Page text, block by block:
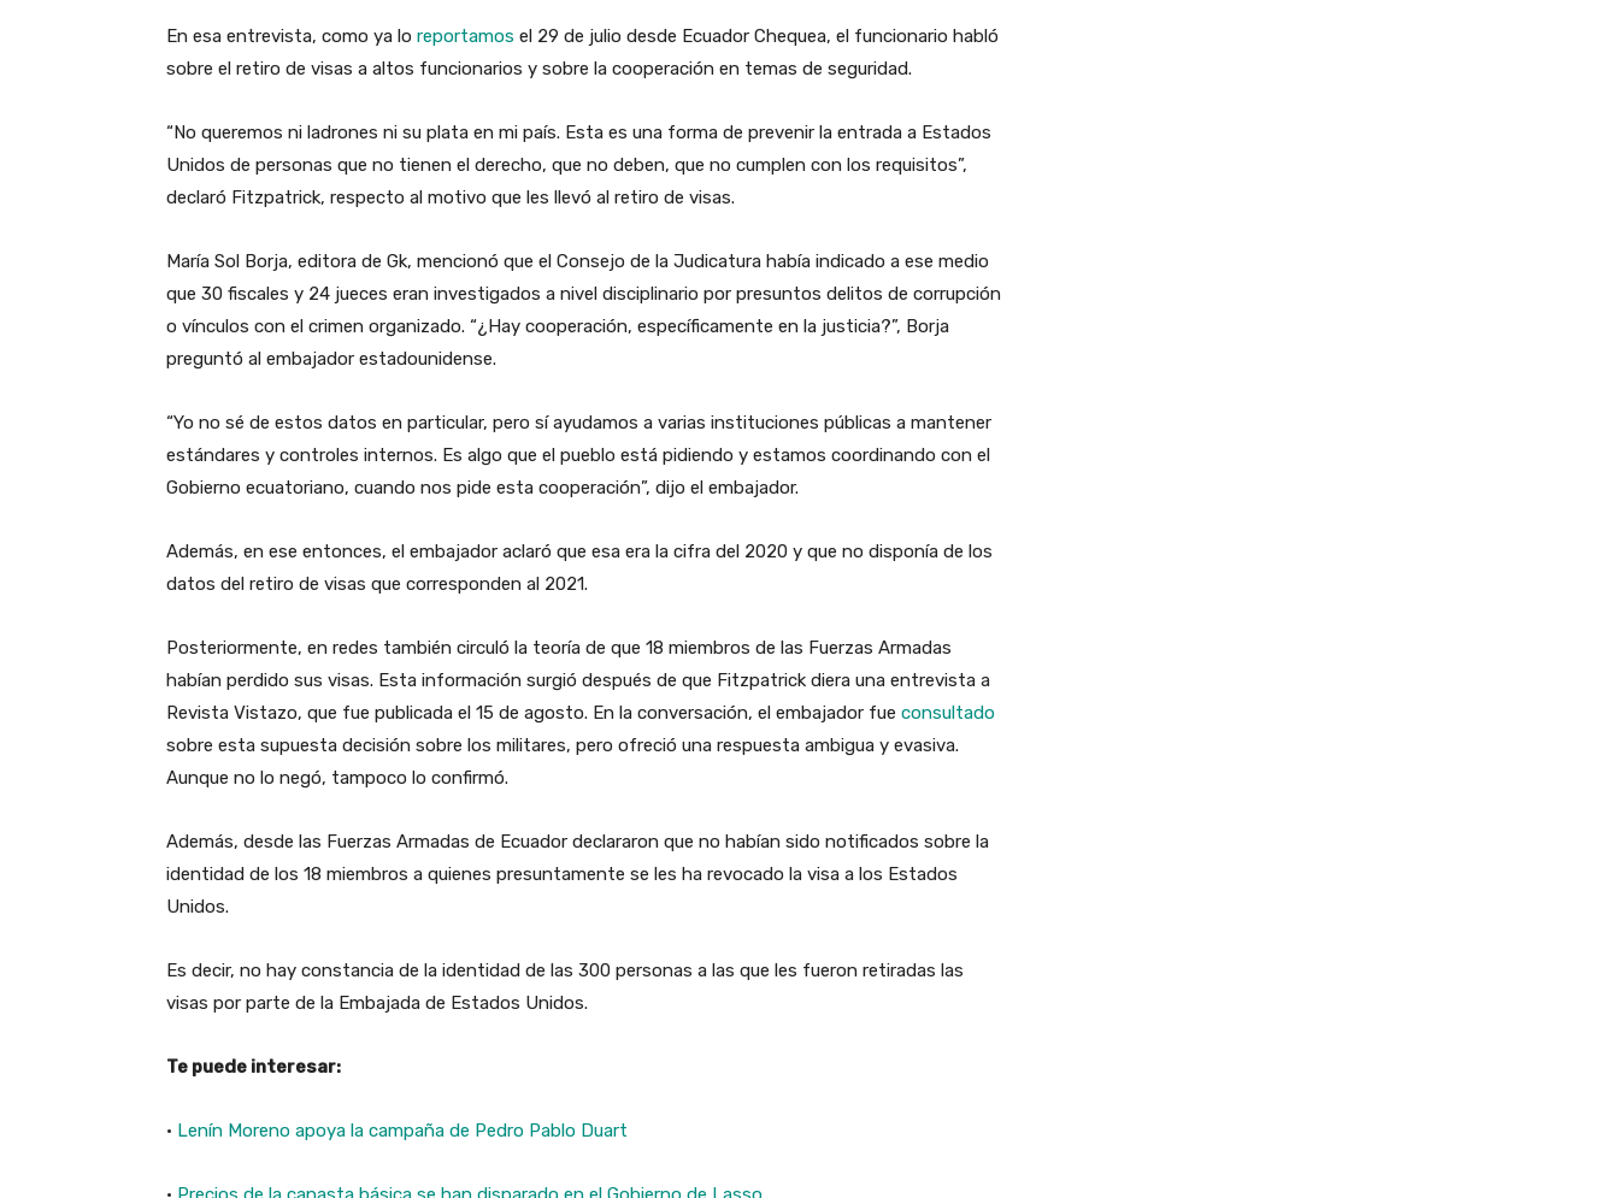
En esa entrevista, como ya lo reportamos el 29 de julio desde Ecuador Chequea, el funcionario habló
sobre el retiro de visas a altos funcionarios y sobre la cooperación en temas de seguridad.
“No queremos ni ladrones ni su plata en mi país. Esta es una forma de prevenir la entrada a Estados
Unidos de personas que no tienen el derecho, que no deben, que no cumplen con los requisitos”,
declaró Fitzpatrick, respecto al motivo que les llevó al retiro de visas.
María Sol Borja, editora de Gk, mencionó que el Consejo de la Judicatura había indicado a ese medio
que 30 fiscales y 24 jueces eran investigados a nivel disciplinario por presuntos delitos de corrupción
o vínculos con el crimen organizado. “¿Hay cooperación, específicamente en la justicia?”, Borja
preguntó al embajador estadounidense.
“Yo no sé de estos datos en particular, pero sí ayudamos a varias instituciones públicas a mantener
estándares y controles internos. Es algo que el pueblo está pidiendo y estamos coordinando con el
Gobierno ecuatoriano, cuando nos pide esta cooperación”, dijo el embajador.
Además, en ese entonces, el embajador aclaró que esa era la cifra del 2020 y que no disponía de los
datos del retiro de visas que corresponden al 2021.
Posteriormente, en redes también circuló la teoría de que 18 miembros de las Fuerzas Armadas
habían perdido sus visas. Esta información surgió después de que Fitzpatrick diera una entrevista a
Revista Vistazo, que fue publicada el 15 de agosto. En la conversación, el embajador fue consultado
sobre esta supuesta decisión sobre los militares, pero ofreció una respuesta ambigua y evasiva.
Aunque no lo negó, tampoco lo confirmó.
Además, desde las Fuerzas Armadas de Ecuador declararon que no habían sido notificados sobre la
identidad de los 18 miembros a quienes presuntamente se les ha revocado la visa a los Estados
Unidos.
Es decir, no hay constancia de la identidad de las 300 personas a las que les fueron retiradas las
visas por parte de la Embajada de Estados Unidos.
Te puede interesar:
· Lenín Moreno apoya la campaña de Pedro Pablo Duart